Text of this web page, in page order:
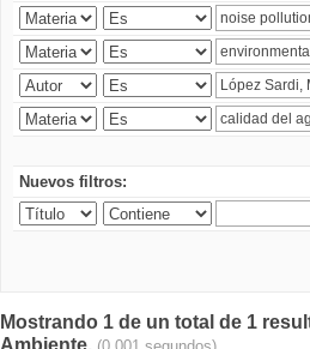
Nuevos filtros:
Mostrando 1 de un total de 1
Ambiente.